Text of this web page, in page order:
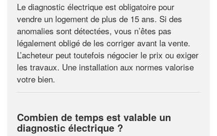
Le diagnostic électrique est obligatoire pour
vendre un logement de plus de 15 ans. Si des
anomalies sont détectées, vous n’êtes pas
légalement obligé de les corriger avant la vente.
L’acheteur peut toutefois négocier le prix ou exiger
les travaux. Une installation aux normes valorise
votre bien.
Combien de temps est valable un
diagnostic électrique ?